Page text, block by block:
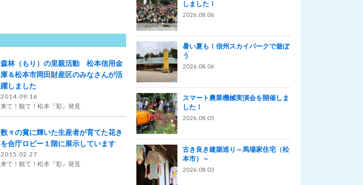
森林（もり）の里親活動 松本信用金
庫＆松本市岡田財産区のみなさんが活
躍しました
2014.09.16
来て！観て！松本『彩』発見
数々の賞に輝いた生産者が育てた花き
を合庁ロビー１階に展示しています
2015.02.27
来て！観て！松本『彩』発見
しました！
2026.08.06
暑い夏も！信州スカイパークで遊ぼ
う
2026.08.06
スマート農業機械実演会を開催しま
した！
2026.08.05
古き良き建築巡り～馬場家住宅（松
本市）～
2026.08.03